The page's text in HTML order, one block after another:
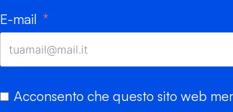
E-mail
Acconsento che questo sito web